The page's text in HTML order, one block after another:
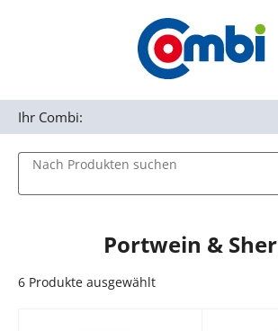
Zur Navigation springen
Nach Produkten suchen
Ihr Combi:
Portwein &
6 Produkte ausgewählt